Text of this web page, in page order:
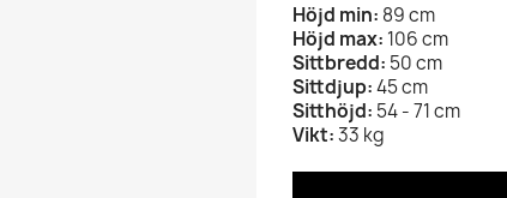
Höjd min: 89 cm
Höjd max: 106 cm
Sittbredd: 50 cm
Sittdjup:45 cm
Sitthöjd: 54 - 71 cm
Vikt:33 kg